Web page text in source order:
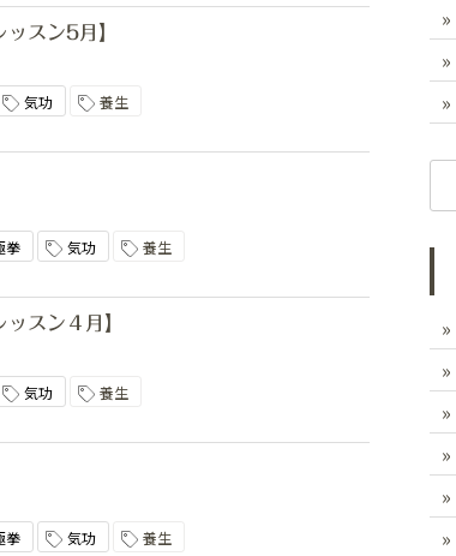
スン5月】
気功 養生
拳 気功 養生
スン４月】
気功 養生
拳 気功 養生
索